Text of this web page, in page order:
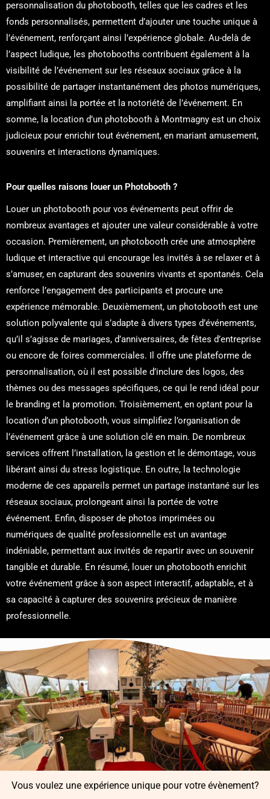
personnalisation du photobooth, telles que les cadres et les
fonds personnalisés, permettent d’ajouter une touche unique à
l’événement, renforçant ainsi l’expérience globale. Au-delà de
l’aspect ludique, les photobooths contribuent également à la
visibilité de l’événement sur les réseaux sociaux grâce à la
possibilité de partager instantanément des photos numériques,
amplifiant ainsi la portée et la notoriété de l’événement. En
somme, la location d’un photobooth à Montmagny est un choix
judicieux pour enrichir tout événement, en mariant amusement,
souvenirs et interactions dynamiques.
Pour quelles raisons louer un Photobooth ?
Louer un photobooth pour vos événements peut offrir de
nombreux avantages et ajouter une valeur considérable à votre
occasion. Premièrement, un photobooth crée une atmosphère
ludique et interactive qui encourage les invités à se relaxer et à
s’amuser, en capturant des souvenirs vivants et spontanés. Cela
renforce l’engagement des participants et procure une
expérience mémorable. Deuxièmement, un photobooth est une
solution polyvalente qui s’adapte à divers types d’événements,
qu’il s’agisse de mariages, d’anniversaires, de fêtes d’entreprise
ou encore de foires commerciales. Il offre une plateforme de
personnalisation, où il est possible d’inclure des logos, des
thèmes ou des messages spécifiques, ce qui le rend idéal pour
le branding et la promotion. Troisièmement, en optant pour la
location d’un photobooth, vous simplifiez l’organisation de
l’événement grâce à une solution clé en main. De nombreux
services offrent l’installation, la gestion et le démontage, vous
libérant ainsi du stress logistique. En outre, la technologie
moderne de ces appareils permet un partage instantané sur les
réseaux sociaux, prolongeant ainsi la portée de votre
événement. Enfin, disposer de photos imprimées ou
numériques de qualité professionnelle est un avantage
indéniable, permettant aux invités de repartir avec un souvenir
tangible et durable. En résumé, louer un photobooth enrichit
votre événement grâce à son aspect interactif, adaptable, et à
sa capacité à capturer des souvenirs précieux de manière
professionnelle.
Vous voulez une expérience unique pour votre évènement?